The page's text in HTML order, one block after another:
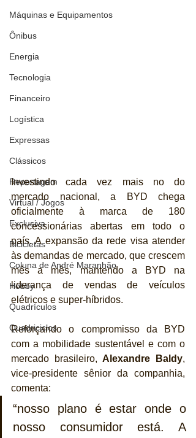
Máquinas e Equipamentos
Ônibus
Energia
Tecnologia
Financeiro
Logística
Expressas
Clássicos
Reportagem
Virtual / Jogos
Exclusiva
Bicicletas
Coluna de André Maranhão
Hobby
Quadrículos
Quadriciclos
Investindo cada vez mais no do
mercado nacional, a BYD chega
oficialmente à marca de 180
concessionárias abertas em todo o
país. A expansão da rede visa atender
às demandas de mercado, que crescem
mês a mês, mantendo a BYD na
liderança de vendas de veículos
elétricos e super-híbridos.
Reforçando o compromisso da BYD
com a mobilidade sustentável e com o
mercado brasileiro, Alexandre Baldy,
vice-presidente sênior da companhia,
comenta:
“nosso plano é estar onde o
nosso consumidor está. A